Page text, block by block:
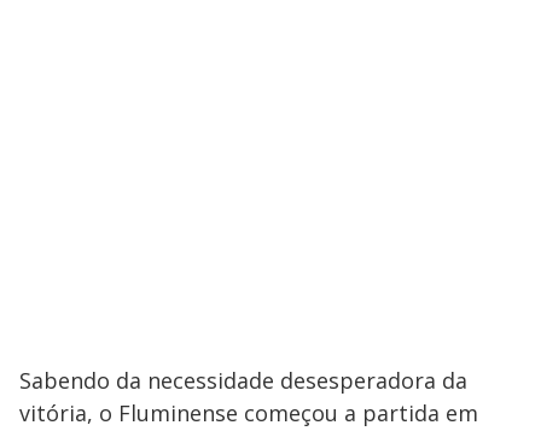
Sabendo da necessidade desesperadora da
vitória, o Fluminense começou a partida em